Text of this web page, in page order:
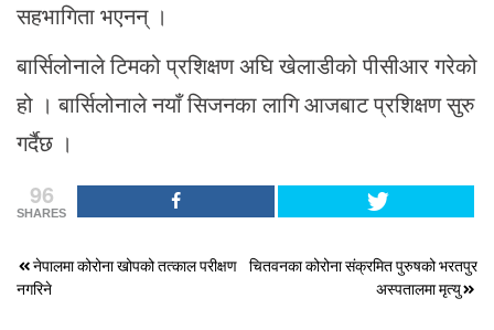
सहभागिता भएनन् ।
बार्सिलोनाले टिमको प्रशिक्षण अघि खेलाडीको पीसीआर गरेको
हो । बार्सिलोनाले नयाँ सिजनका लागि आजबाट प्रशिक्षण सुरु
गर्दैछ ।
96
SHARES
Post
navigation
नेपालमा कोरोना खोपको तत्काल परीक्षण
नगरिने
चितवनका कोरोना संक्रमित पुरुषको भरतपुर
अस्पतालमा मृत्यु